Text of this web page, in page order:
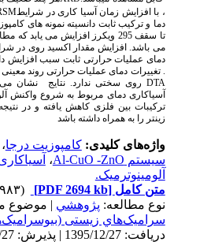
RSM، با افزایش زمان آسیا کاری در شرایط
دما و ترکیب ثابت دانسیته نمونه های
تا سقف 295 ویکرز افزایش می یابد که
می باشد. افزایش مقدار اکسید روی در
دمای عملیات حرارتی ثابت سبب افزایش
. تغییرات دمای عملیات حرارتی روند معینی
روی سختی ندارد. نتایجDTA
نشان
آسیاکاری دمای مربوط به شروعواکنش
ترکیبات بین فلزی کاهش یافته و در نتیجه
زینتر را به همراه داشته باشد
واژه‌های کلیدی:کامپوزیت درجا،
سیستم Al-CuO -ZnO
،آسیاکاری
آلومینوترمیک.
متن کامل[PDF 2694 kb]
نوع مطالعه:پژوهشي| موضوع
سراميک‌هاي زیستی
دریافت: 1395/12/27 | پذیرش: 1395/12/27